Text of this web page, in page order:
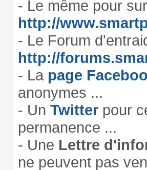
- Le même pour
http://
- Le Forum
http://
- La page
anonymes ...
- Un Twitter pour
permanence ...
- Une Lettre
ne peuvent pas